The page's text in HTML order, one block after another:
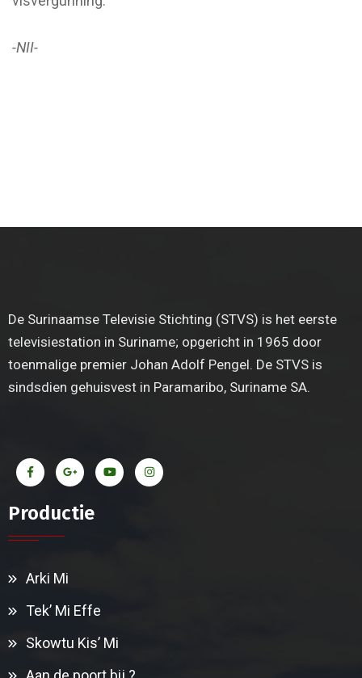
-NII-
De Surinaamse Televisie Stichting (STVS) is het eerste
televisiestation in Suriname; opgericht in 1965 door
toenmalige premier Johan Adolf Pengel. De STVS is
sindsdien gehuisvest in Paramaribo, Suriname SA.
Productie
Arki Mi
Tek’ Mi Effe
Skowtu Kis’ Mi